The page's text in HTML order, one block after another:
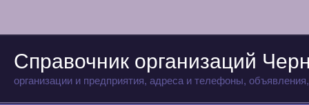
Справочник организаций
организации и предприятия, адреса и телефоны,